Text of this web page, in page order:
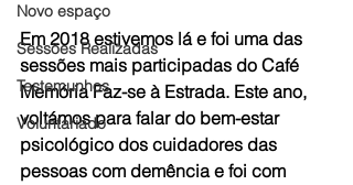
Novo espaço
Sessões Realizadas
Testemunhos
Voluntariado
Em 2018 estivemos lá e foi uma das
sessões mais participadas do Café
Memória Faz-se à Estrada. Este ano,
voltámos para falar do bem-estar
psicológico dos cuidadores das
pessoas com demência e foi com